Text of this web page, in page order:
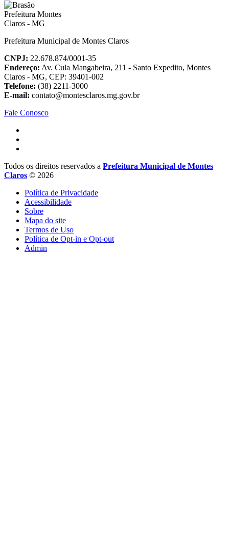
Prefeitura Municipal de Montes Claros
CNPJ: 22.678.874/0001-35
Endereço: Av. Cula Mangabeira, 211 - Santo Expedito, Montes
Claros - MG, CEP: 39401-002
Telefone: (38) 2211-3000
E-mail: contato@montesclaros.mg.gov.br
Fale Conosco
Todos os direitos reservados a Prefeitura Municipal de Montes
Claros © 2026
Política de Privacidade
Acessibilidade
Sobre
Mapa do site
Termos de Uso
Política de Opt-in e Opt-out
Admin